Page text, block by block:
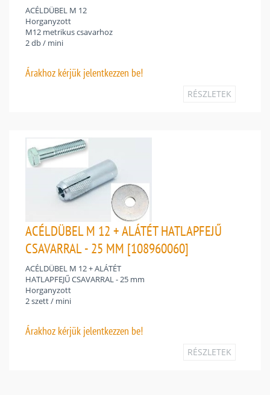
ACÉLDÜBEL M 12
Horganyzott
M12 metrikus csavarhoz
2 db / mini
Árakhoz kérjük jelentkezzen be!
RÉSZLETEK
ACÉLDÜBEL M 12 + ALÁTÉT HATLAPFEJŰ
CSAVARRAL - 25 MM [108960060]
ACÉLDÜBEL M 12 + ALÁTÉT
HATLAPFEJŰ CSAVARRAL - 25 mm
Horganyzott
2 szett / mini
Árakhoz kérjük jelentkezzen be!
RÉSZLETEK